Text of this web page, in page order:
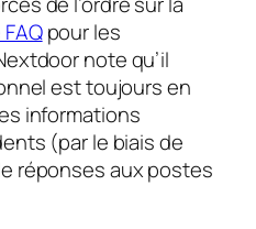
pour les
note qu’il
est toujours en
informations
(par le biais de
réponses aux postes